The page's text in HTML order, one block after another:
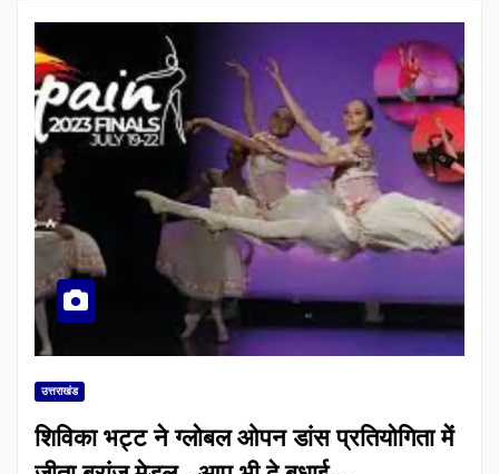
उत्तराखंड
शिविका भट्ट ने ग्लोबल ओपन डांस प्रतियोगिता में